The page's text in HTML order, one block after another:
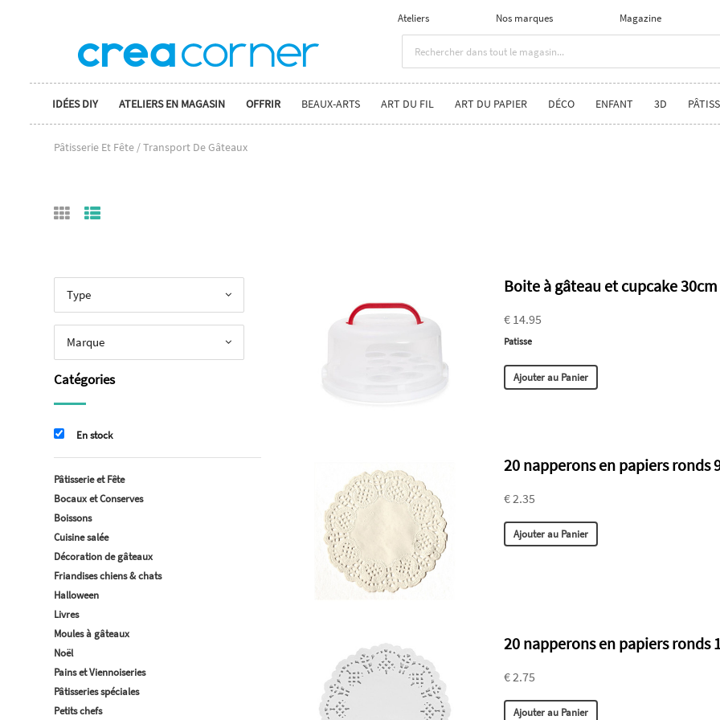
Ateliers Nos marques Magazine
IDÉES DIY ATELIERS EN MAGASIN OFFRIR BEAUX-ARTS ART DU FIL ART DU PAPIER DÉCO ENFANT 3D
Pâtisserie Et Fête / Transport De Gâteaux
Boite à gâteau et cupcake 30cm
€ 14.95
Patisse
Ajouter au Panier
20 napperons en papiers ronds
€ 2.35
Ajouter au Panier
20 napperons en papiers ronds
€ 2.75
Ajouter au Panier
Type
Marque
Catégories
En stock
Pâtisserie et Fête
Bocaux et Conserves
Boissons
Cuisine salée
Décoration de gâteaux
Friandises chiens & chats
Halloween
Livres
Moules à gâteaux
Noël
Pains et Viennoiseries
Pâtisseries spéciales
Petits chefs